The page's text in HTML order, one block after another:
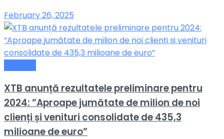
February 26, 2025
XTB anunță rezultatele preliminare pentru
2024: ”Aproape jumătate de milion de noi
clienți și venituri consolidate de 435,3
milioane de euro”